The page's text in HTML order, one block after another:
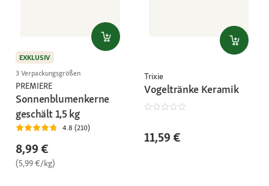
EXKLUSIV
3 Verpackungsgrößen
PREMIERE
Sonnenblumenkerne
geschält 1,5 kg
4.8 (210)
8,99 €
(5,99 €/kg)
Trixie
Vogeltränke Keramik
11,59 €